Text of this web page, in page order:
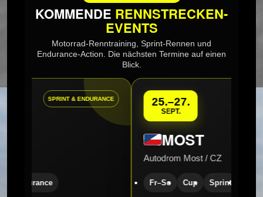
KOMMENDE RENNSTRECKEN-
EVENTS
Motorrad-Renntraining, Sprint-Rennen und
Endurance-Action. Die nächsten Termine auf einen
Blick.
SPRINT & ENDURANCE
Endurance
25.–27.
SEPT.
MOST
Autodrom Most / CZ
Fr–So Cup Sprint